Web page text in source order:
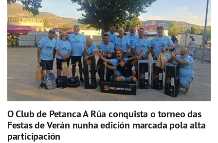
O Club de Petanca A Rúa conquista o torneo das
Festas de Verán nunha edición marcada pola alta
participación